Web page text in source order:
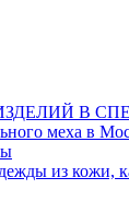
В
меха в
из кожи,